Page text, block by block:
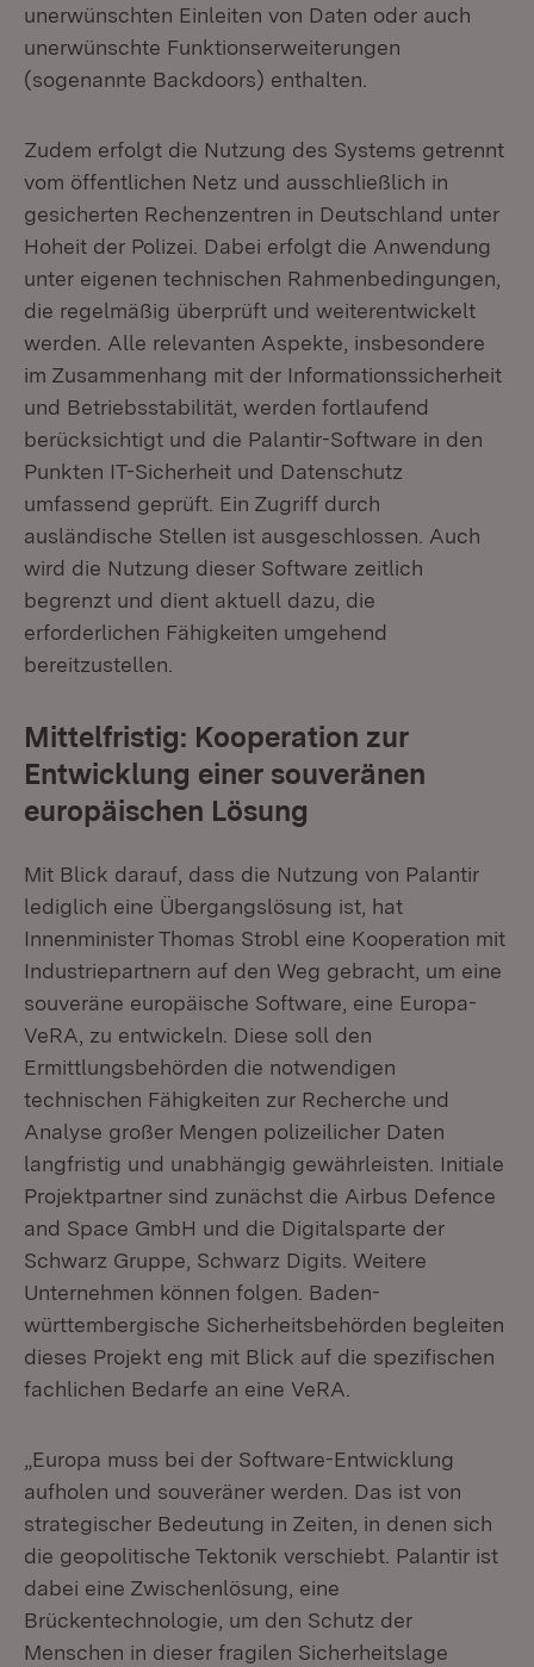
unerwünschten Einleiten von Daten oder auch
unerwünschte Funktionserweiterungen
(sogenannte Backdoors) enthalten.
Zudem erfolgt die Nutzung des Systems getrennt
vom öffentlichen Netz und ausschließlich in
gesicherten Rechenzentren in Deutschland unter
Hoheit der Polizei. Dabei erfolgt die Anwendung
unter eigenen technischen Rahmenbedingungen,
die regelmäßig überprüft und weiterentwickelt
werden. Alle relevanten Aspekte, insbesondere
im Zusammenhang mit der Informationssicherheit
und Betriebsstabilität, werden fortlaufend
berücksichtigt und die Palantir-Software in den
Punkten IT-Sicherheit und Datenschutz
umfassend geprüft. Ein Zugriff durch
ausländische Stellen ist ausgeschlossen. Auch
wird die Nutzung dieser Software zeitlich
begrenzt und dient aktuell dazu, die
erforderlichen Fähigkeiten umgehend
bereitzustellen.
Mittelfristig: Kooperation zur
Entwicklung einer souveränen
europäischen Lösung
Mit Blick darauf, dass die Nutzung von Palantir
lediglich eine Übergangslösung ist, hat
Innenminister Thomas Strobl eine Kooperation mit
Industriepartnern auf den Weg gebracht, um eine
souveräne europäische Software, eine Europa-
VeRA, zu entwickeln. Diese soll den
Ermittlungsbehörden die notwendigen
technischen Fähigkeiten zur Recherche und
Analyse großer Mengen polizeilicher Daten
langfristig und unabhängig gewährleisten. Initiale
Projektpartner sind zunächst die Airbus Defence
and Space GmbH und die Digitalsparte der
Schwarz Gruppe, Schwarz Digits. Weitere
Unternehmen können folgen. Baden-
württembergische Sicherheitsbehörden begleiten
dieses Projekt eng mit Blick auf die spezifischen
fachlichen Bedarfe an eine VeRA.
„Europa muss bei der Software-Entwicklung
aufholen und souveräner werden. Das ist von
strategischer Bedeutung in Zeiten, in denen sich
die geopolitische Tektonik verschiebt. Palantir ist
dabei eine Zwischenlösung, eine
Brückentechnologie, um den Schutz der
Menschen in dieser fragilen Sicherheitslage